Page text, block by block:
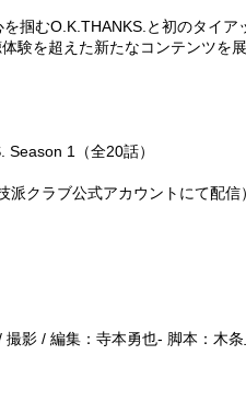
掴むO.K.THANKS.と初のタイア
験を超えた新たなコンテンツを
1（全20話）
クラブ公式アカウントにて配信）
影 / 編集：寺本勇也- 脚本：木条